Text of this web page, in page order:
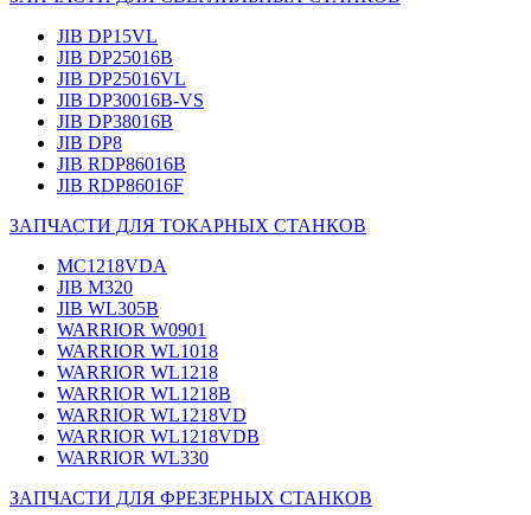
JIB DP15VL
JIB DP25016B
JIB DP25016VL
JIB DP30016B-VS
JIB DP38016B
JIB DP8
JIB RDP86016B
JIB RDP86016F
ЗАПЧАСТИ ДЛЯ ТОКАРНЫХ СТАНКОВ
MC1218VDA
JIB M320
JIB WL305B
WARRIOR W0901
WARRIOR WL1018
WARRIOR WL1218
WARRIOR WL1218B
WARRIOR WL1218VD
WARRIOR WL1218VDB
WARRIOR WL330
ЗАПЧАСТИ ДЛЯ ФРЕЗЕРНЫХ СТАНКОВ